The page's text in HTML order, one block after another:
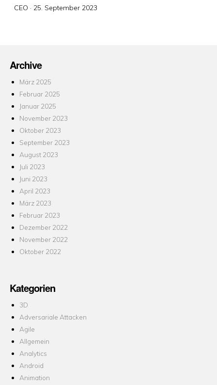
CEO · Veröffentlicht
25. September 2023
Archive
März 2025
Februar 2025
Januar 2025
November 2023
Oktober 2023
September 2023
August 2023
Juli 2023
Juni 2023
April 2023
März 2023
Februar 2023
Dezember 2022
November 2022
Oktober 2022
Kategorien
3D
Adversariale Attacken
Agile
Allgemein
Analytics
Android
Animation